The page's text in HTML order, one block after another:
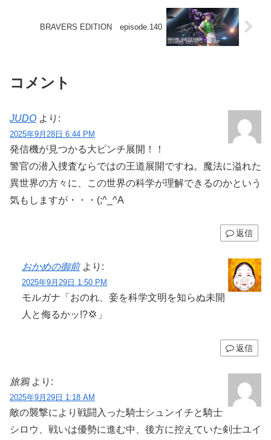
BRAVERS EDITION episode.140
コメント
JUDO より:
2025年9月28日 6:44 PM
発信機が見つかる大ピンチ展開！！
警官の潜入捜査ならではの王道展開ですね。魔法に溢れた
異世界の方々に、この世界の科学が理解できるのかという
気もしますが・・・(;^_^A
返信
おかめの御前 より:
2025年9月29日 1:50 PM
モルガナ「おのれ、妾を科学文明を知らぬ未開
人と侮るかッ!?💢」
返信
旅鴉 より:
2025年9月29日 1:18 AM
敵の襲撃により戦闘入った騎士シュンイチと騎士
シロウ、戦いは優勢に進む中、後方に控えていた剣士ユイ